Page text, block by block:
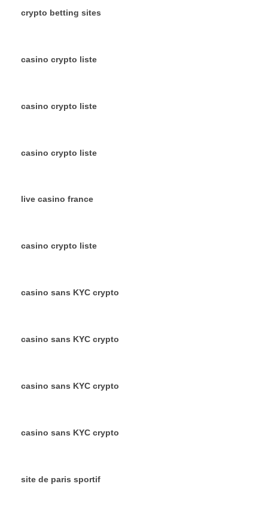
crypto betting sites
casino crypto liste
casino crypto liste
casino crypto liste
live casino france
casino crypto liste
casino sans KYC crypto
casino sans KYC crypto
casino sans KYC crypto
casino sans KYC crypto
site de paris sportif